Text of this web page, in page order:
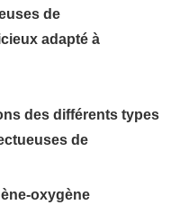
des différents types
de
oxygène